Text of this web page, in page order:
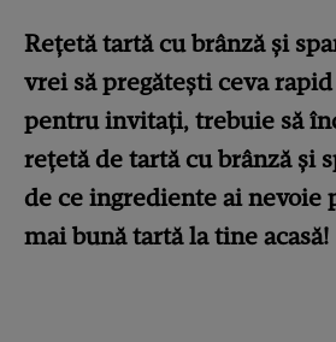
Rețetă tartă cu brânză și
vrei să pregătești ceva
pentru invitați, trebuie să
rețetă de tartă cu brânză și
de ce ingrediente ai nevoie
mai bună tartă la tine acasă!